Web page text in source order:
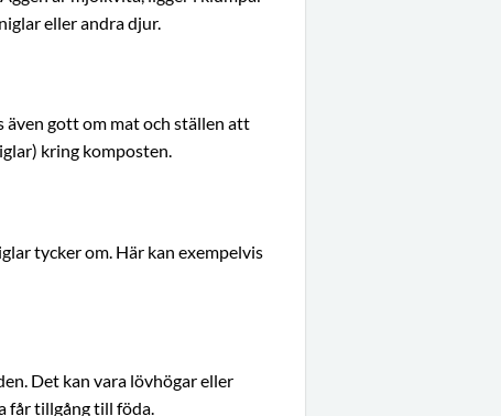
eller andra djur.
gott om mat och ställen att
kring komposten.
tycker om. Här kan exempelvis
Det kan vara lövhögar eller
får tillgång till föda.